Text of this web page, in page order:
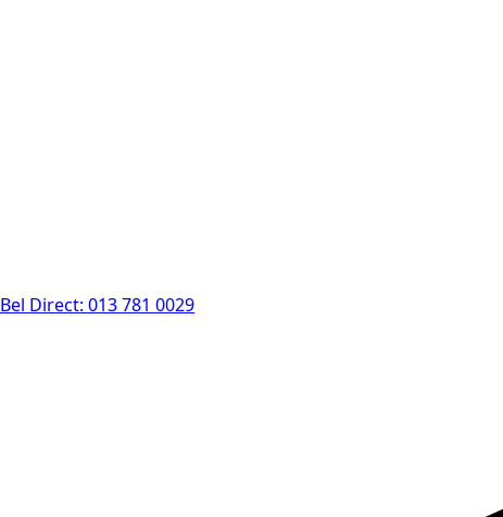
Bel Direct: 013 781 0029